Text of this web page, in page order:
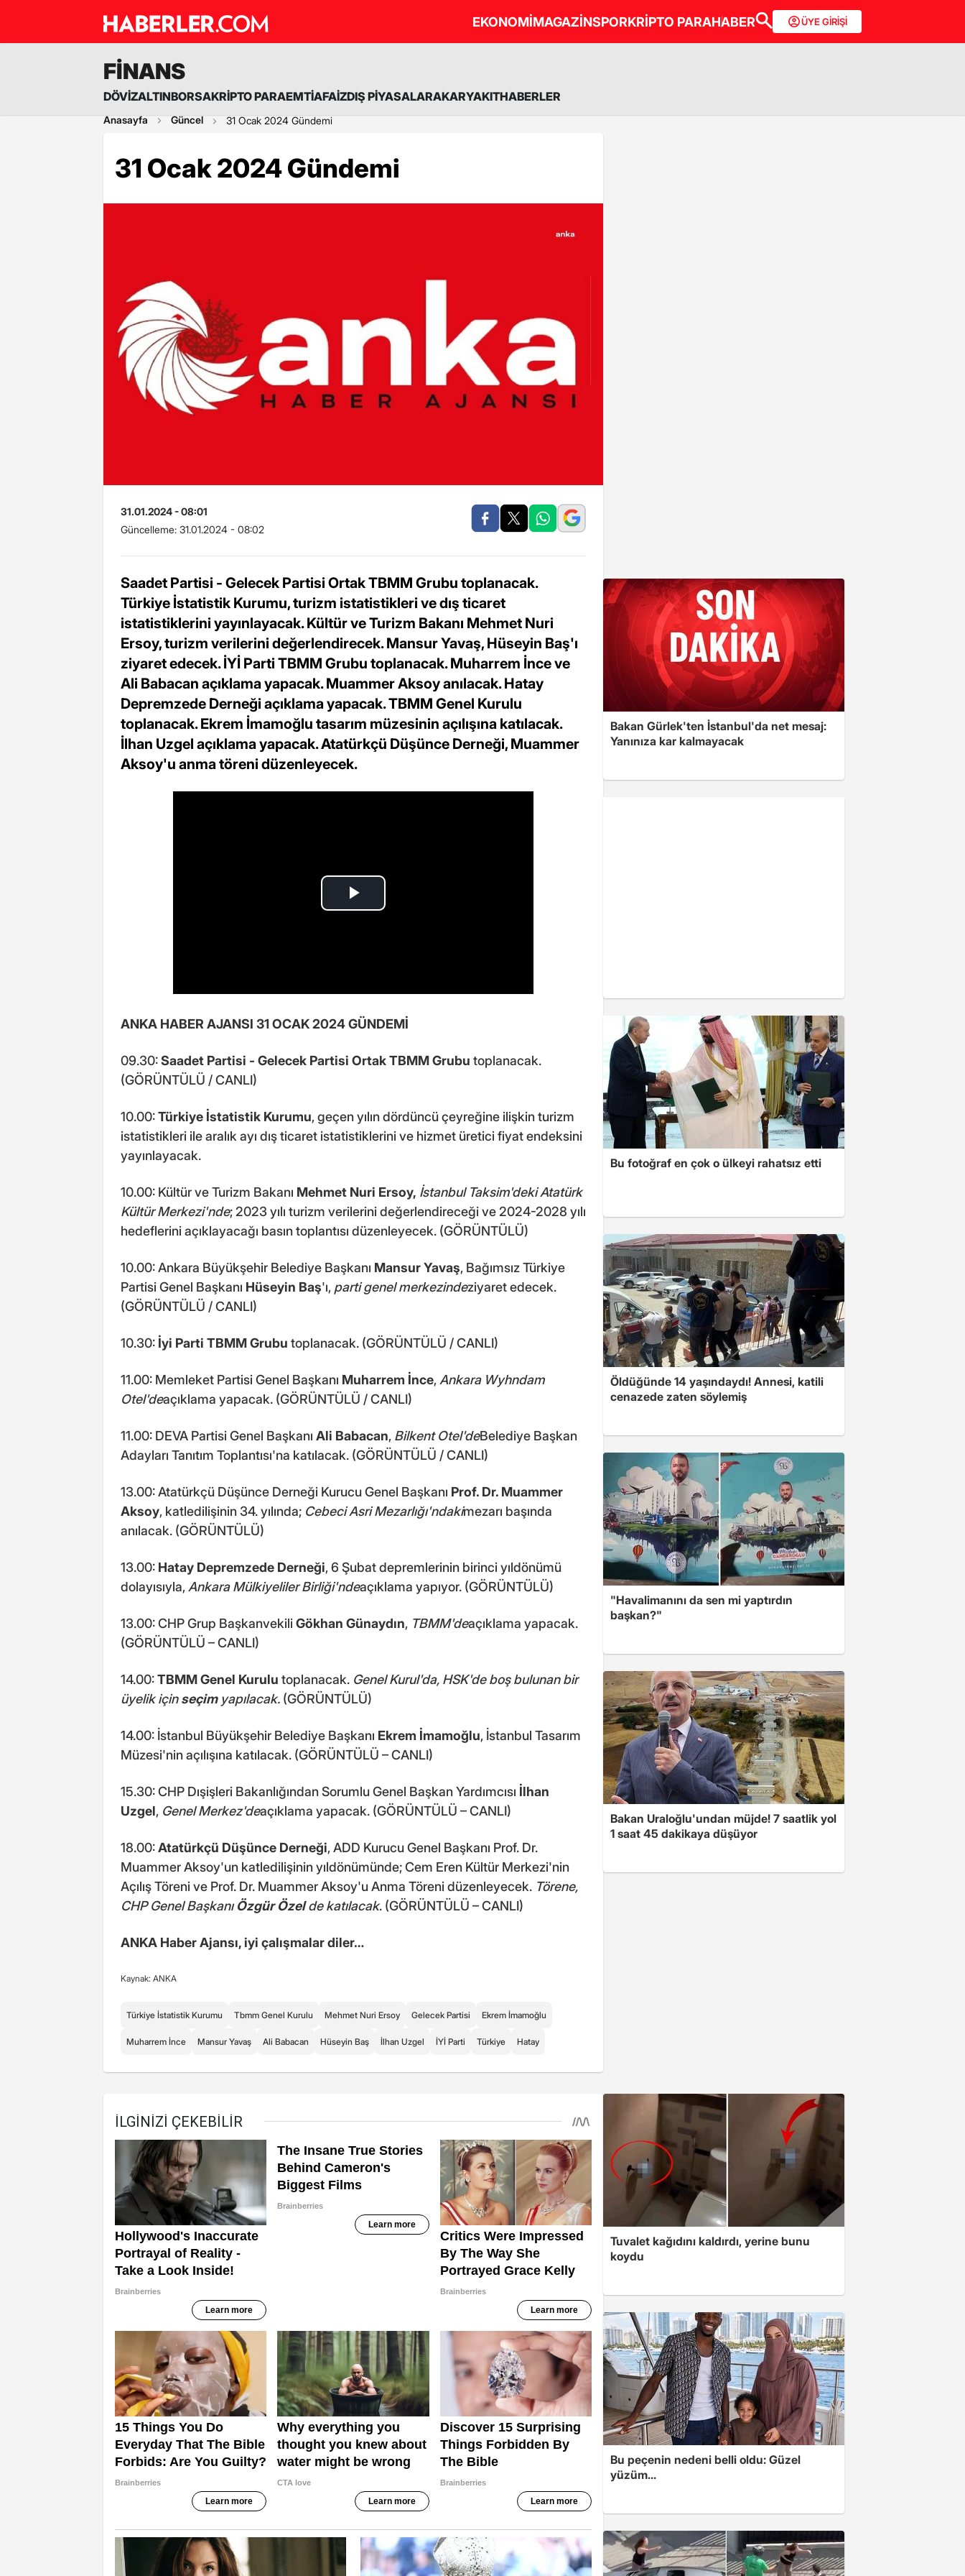
EKONOMİMAGAZİNSPORKRİPTO PARAHABER ÜYE GİRİŞİ
FİNANS
DÖVİZALTINBORSAKRİPTO PARAEMTİAFAİZDIŞ PİYASALARAKARYAKITHABERLER
Anasayfa Güncel 31 Ocak 2024 Gündemi
31 Ocak 2024 Gündemi
31.01.2024 - 08:01
Güncelleme: 31.01.2024 - 08:02
Saadet Partisi - Gelecek Partisi Ortak TBMM Grubu toplanacak.
Türkiye İstatistik Kurumu, turizm istatistikleri ve dış ticaret
istatistiklerini yayınlayacak. Kültür ve Turizm Bakanı Mehmet Nuri
Ersoy, turizm verilerini değerlendirecek. Mansur Yavaş, Hüseyin Baş'ı
ziyaret edecek. İYİ Parti TBMM Grubu toplanacak. Muharrem İnce ve
Ali Babacan açıklama yapacak. Muammer Aksoy anılacak. Hatay
Depremzede Derneği açıklama yapacak. TBMM Genel Kurulu
toplanacak. Ekrem İmamoğlu tasarım müzesinin açılışına katılacak.
İlhan Uzgel açıklama yapacak. Atatürkçü Düşünce Derneği, Muammer
Aksoy'u anma töreni düzenleyecek.
ANKA HABER AJANSI 31 OCAK 2024 GÜNDEMİ
09.30:Saadet Partisi - Gelecek Partisi Ortak TBMM Grubu toplanacak.
(GÖRÜNTÜLÜ / CANLI)
10.00:Türkiye İstatistik Kurumu, geçen yılın dördüncü çeyreğine ilişkin turizm
istatistikleri ile aralık ayı dış ticaret istatistiklerini ve hizmet üretici fiyat endeksini
yayınlayacak.
10.00: Kültür ve Turizm Bakanı Mehmet Nuri Ersoy, İstanbul Taksim'deki Atatürk
Kültür Merkezi'nde; 2023 yılı turizm verilerini değerlendireceği ve 2024-2028 yılı
hedeflerini açıklayacağı basın toplantısı düzenleyecek. (GÖRÜNTÜLÜ)
10.00: Ankara Büyükşehir Belediye Başkanı Mansur Yavaş, Bağımsız Türkiye
Partisi Genel Başkanı Hüseyin Baş'ı, parti genel merkezindeziyaret edecek.
(GÖRÜNTÜLÜ / CANLI)
10.30: İyi Parti TBMM Grubu toplanacak. (GÖRÜNTÜLÜ / CANLI)
11.00: Memleket Partisi Genel Başkanı Muharrem İnce,Ankara Wyhndam
Otel'deaçıklama yapacak. (GÖRÜNTÜLÜ / CANLI)
11.00: DEVA Partisi Genel Başkanı Ali Babacan, Bilkent Otel'deBelediye Başkan
Adayları Tanıtım Toplantısı'na katılacak. (GÖRÜNTÜLÜ / CANLI)
13.00: Atatürkçü Düşünce Derneği Kurucu Genel Başkanı Prof. Dr. Muammer
Aksoy, katledilişinin 34. yılında; Cebeci Asri Mezarlığı'ndakimezarı başında
anılacak. (GÖRÜNTÜLÜ)
13.00: Hatay Depremzede Derneği, 6 Şubat depremlerinin birinci yıldönümü
dolayısıyla,Ankara Mülkiyeliler Birliği'ndeaçıklama yapıyor. (GÖRÜNTÜLÜ)
13.00: CHP Grup BaşkanvekiliGökhan Günaydın, TBMM'deaçıklama yapacak.
(GÖRÜNTÜLÜ – CANLI)
14.00:TBMM Genel Kurulu toplanacak. Genel Kurul'da, HSK'de boş bulunan bir
üyelik içinseçimyapılacak. (GÖRÜNTÜLÜ)
14.00: İstanbul Büyükşehir Belediye Başkanı Ekrem İmamoğlu, İstanbul Tasarım
Müzesi'nin açılışına katılacak. (GÖRÜNTÜLÜ – CANLI)
15.30: CHP Dışişleri Bakanlığından Sorumlu Genel Başkan Yardımcısı İlhan
Uzgel, Genel Merkez'deaçıklama yapacak. (GÖRÜNTÜLÜ – CANLI)
18.00:Atatürkçü Düşünce Derneği, ADD Kurucu Genel Başkanı Prof. Dr.
Muammer Aksoy'un katledilişinin yıldönümünde; Cem Eren Kültür Merkezi'nin
Açılış Töreni ve Prof. Dr. Muammer Aksoy'u Anma Töreni düzenleyecek. Törene,
CHP Genel BaşkanıÖzgür Özelde katılacak. (GÖRÜNTÜLÜ – CANLI)
ANKA HaberAjansı, iyi çalışmalar diler…
Kaynak: ANKA
Türkiye İstatistik Kurumu Tbmm Genel Kurulu Mehmet Nuri Ersoy Gelecek Partisi Ekrem İmamoğlu
Muharrem İnce Mansur Yavaş Ali Babacan Hüseyin Baş İlhan Uzgel İYİ Parti Türkiye Hatay
Bakan Gürlek'ten İstanbul'da net mesaj:
Yanınıza kar kalmayacak
Bu fotoğraf en çok o ülkeyi rahatsız etti
Öldüğünde 14 yaşındaydı! Annesi, katili
cenazede zaten söylemiş
"Havalimanını da sen mi yaptırdın
başkan?"
Bakan Uraloğlu'undan müjde! 7 saatlik yol
1 saat 45 dakikaya düşüyor
Tuvalet kağıdını kaldırdı, yerine bunu
koydu
Bu peçenin nedeni belli oldu: Güzel
yüzüm...